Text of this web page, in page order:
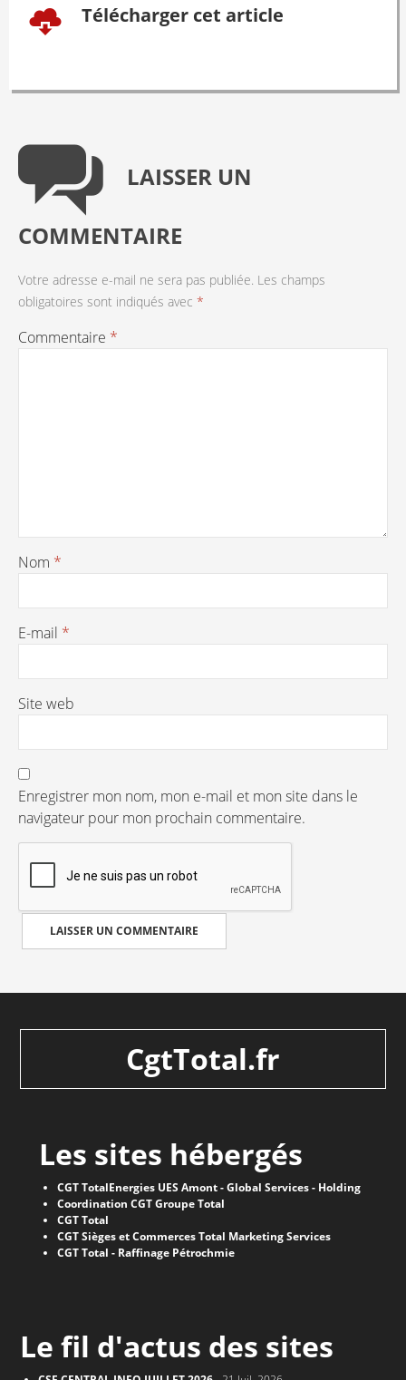
Télécharger cet article
LAISSER UN
COMMENTAIRE
Votre adresse e-mail ne sera pas publiée. Les champs
obligatoires sont indiqués avec *
Commentaire *
Nom *
E-mail *
Site web
Enregistrer mon nom, mon e-mail et mon site dans le
navigateur pour mon prochain commentaire.
CgtTotal.fr
Les sites hébergés
CGT TotalEnergies UES Amont - Global Services - Holding
Coordination CGT Groupe Total
CGT Total
CGT Sièges et Commerces Total Marketing Services
CGT Total - Raffinage Pétrochmie
Le fil d'actus des sites